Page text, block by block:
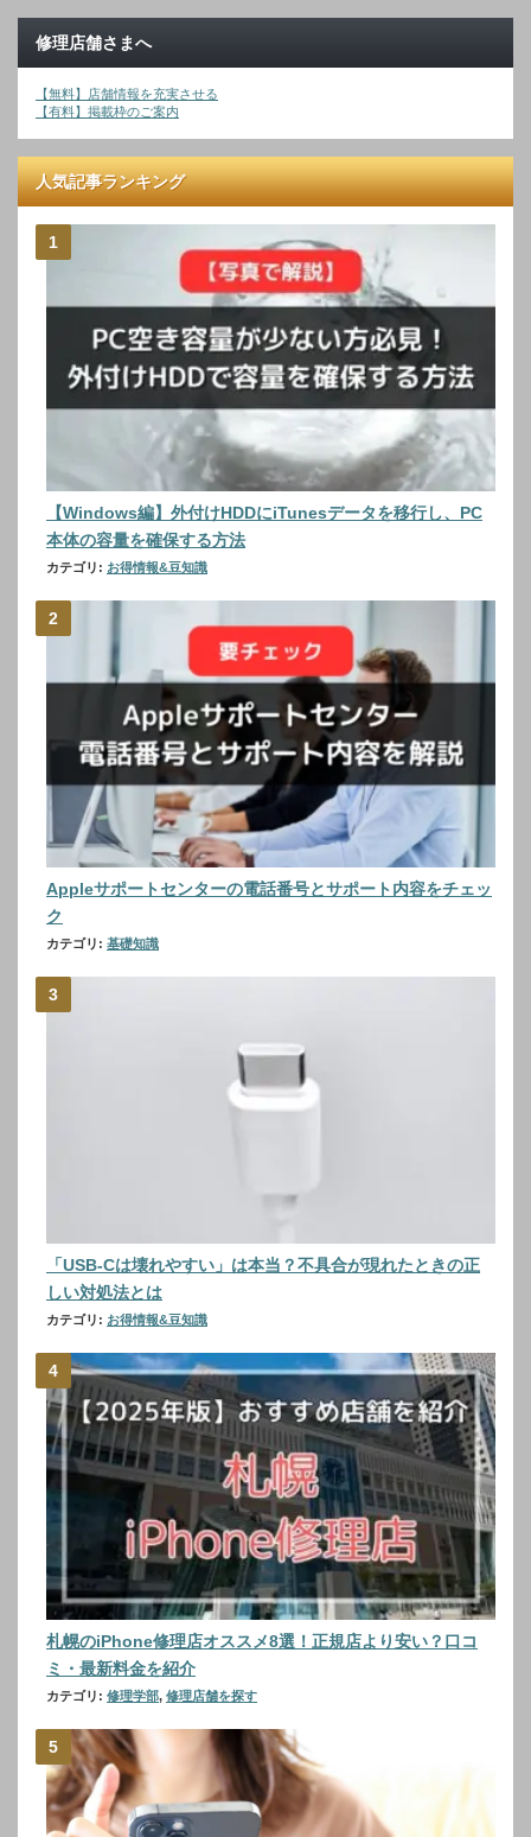
修理店舗さまへ
【無料】店舗情報を充実させる
【有料】掲載枠のご案内
人気記事ランキング
【Windows編】外付けHDDにiTunesデータを移行し、PC
本体の容量を確保する方法
カテゴリ: お得情報&豆知識
Appleサポートセンターの電話番号とサポート内容をチェッ
ク
カテゴリ: 基礎知識
「USB-Cは壊れやすい」は本当？不具合が現れたときの正
しい対処法とは
カテゴリ: お得情報&豆知識
札幌のiPhone修理店オススメ8選！正規店より安い？口コ
ミ・最新料金を紹介
カテゴリ: 修理学部, 修理店舗を探す